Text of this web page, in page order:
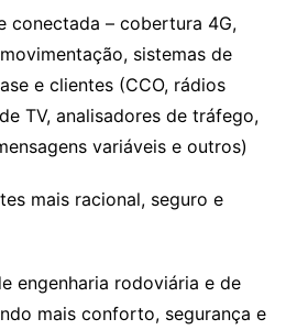
conectada – cobertura 4G,
sistemas de
e clientes (CCO, rádios
TV, analisadores de tráfego,
variáveis e outros)
mais racional, seguro e
engenharia rodoviária e de
mais conforto, segurança e